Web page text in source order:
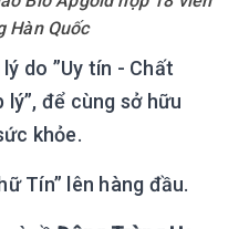
Hàn Quốc
do ”Uy tín - Chất
lý”, để cùng sở hữu
khỏe.
Tín” lên hàng đầu.